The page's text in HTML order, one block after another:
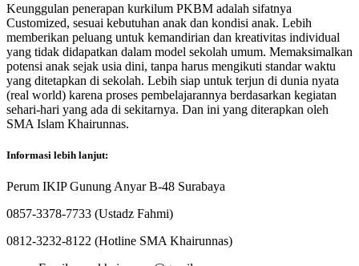
Keunggulan penerapan kurkilum PKBM adalah sifatnya
Customized, sesuai kebutuhan anak dan kondisi anak. Lebih
memberikan peluang untuk kemandirian dan kreativitas individual
yang tidak didapatkan dalam model sekolah umum. Memaksimalkan
potensi anak sejak usia dini, tanpa harus mengikuti standar waktu
yang ditetapkan di sekolah. Lebih siap untuk terjun di dunia nyata
(real world) karena proses pembelajarannya berdasarkan kegiatan
sehari-hari yang ada di sekitarnya. Dan ini yang diterapkan oleh
SMA Islam Khairunnas.
Informasi lebih lanjut:
Perum IKIP Gunung Anyar B-48 Surabaya
0857-3378-7733 (Ustadz Fahmi)
0812-3232-8122 (Hotline SMA Khairunnas)